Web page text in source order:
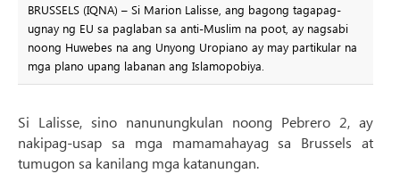
BRUSSELS (IQNA) – Si Marion Lalisse, ang bagong tagapag-
ugnay ng EU sa paglaban sa anti-Muslim na poot, ay nagsabi
noong Huwebes na ang Unyong Uropiano ay may partikular na
mga plano upang labanan ang Islamopobiya.
Si Lalisse, sino nanunungkulan noong Pebrero 2, ay
nakipag-usap sa mga mamamahayag sa Brussels at
tumugon sa kanilang mga katanungan.